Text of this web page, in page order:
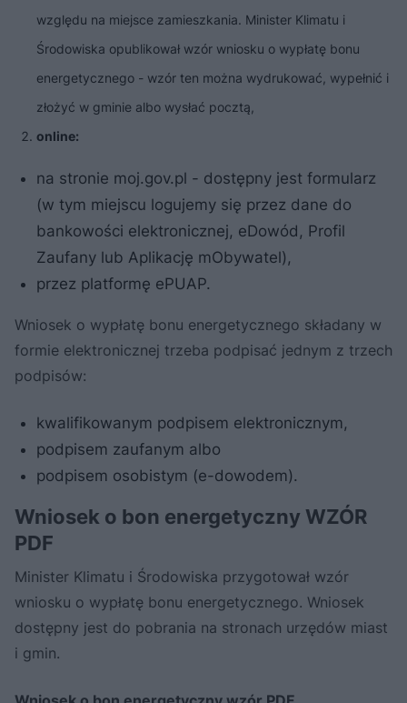
względu na miejsce zamieszkania. Minister Klimatu i
Środowiska opublikował wzór wniosku o wypłatę bonu
energetycznego - wzór ten można wydrukować, wypełnić i
złożyć w gminie albo wysłać pocztą,
online:
na stronie moj.gov.pl - dostępny jest formularz
(w tym miejscu logujemy się przez dane do
bankowości elektronicznej, eDowód, Profil
Zaufany lub Aplikację mObywatel),
przez platformę ePUAP.
Wniosek o wypłatę bonu energetycznego składany w
formie elektronicznej trzeba podpisać jednym z trzech
podpisów:
kwalifikowanym podpisem elektronicznym,
podpisem zaufanym albo
podpisem osobistym (e-dowodem).
Wniosek o bon energetyczny WZÓR
PDF
Minister Klimatu i Środowiska przygotował wzór
wniosku o wypłatę bonu energetycznego. Wniosek
dostępny jest do pobrania na stronach urzędów miast
i gmin.